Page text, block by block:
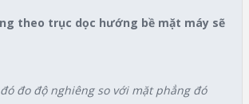
theo trục dọc hướng bề mặt máy sẽ
đo độ nghiêng so với mặt phẳng đó